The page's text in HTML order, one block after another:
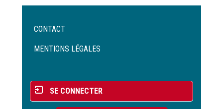
Menu
de
CONTACT
MENTIONS LÉGALES
Menu
du
SE CONNECTER